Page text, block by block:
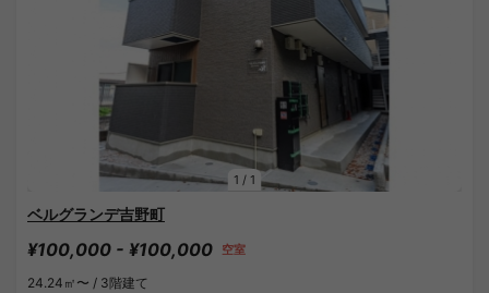
1 / 1
ベルグランデ吉野町
¥100,000 - ¥100,000 空室
24.24㎡〜 / 3階建て